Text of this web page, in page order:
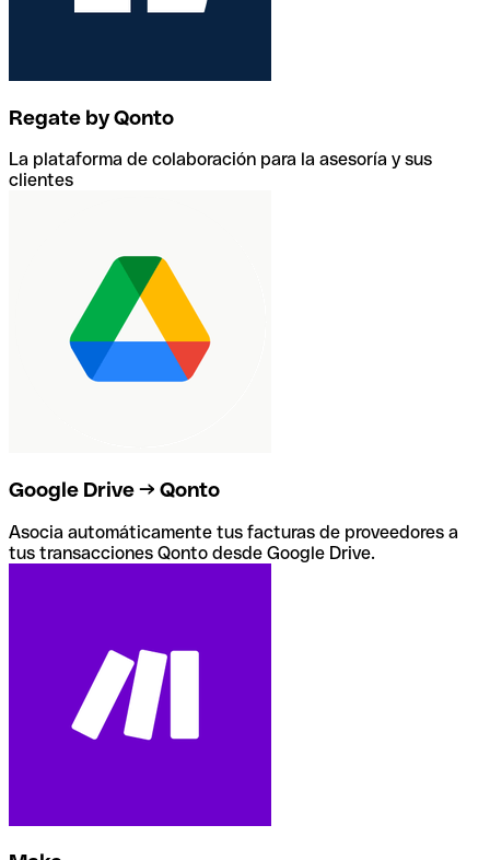
Regate by Qonto
La plataforma de colaboración para la asesoría y sus
clientes
Google Drive → Qonto
Asocia automáticamente tus facturas de proveedores a
tus transacciones Qonto desde Google Drive.